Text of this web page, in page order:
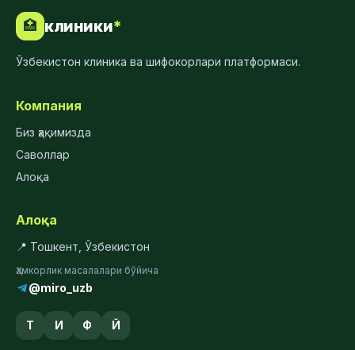
🏥 клиники*
Ўзбекистон клиника ва шифокорлари платформаси.
Компания
Биз ҳақимизда
Саволлар
Алоқа
Алоқа
📍 Тошкент, Ўзбекистон
Ҳамкорлик масалалари бўйича
@miro_uzb
Т И Ф Й